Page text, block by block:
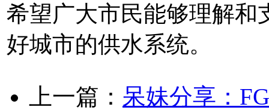
希望广大市民能够理解和
好城市的供水系统。
上一篇： 呆妹分享：